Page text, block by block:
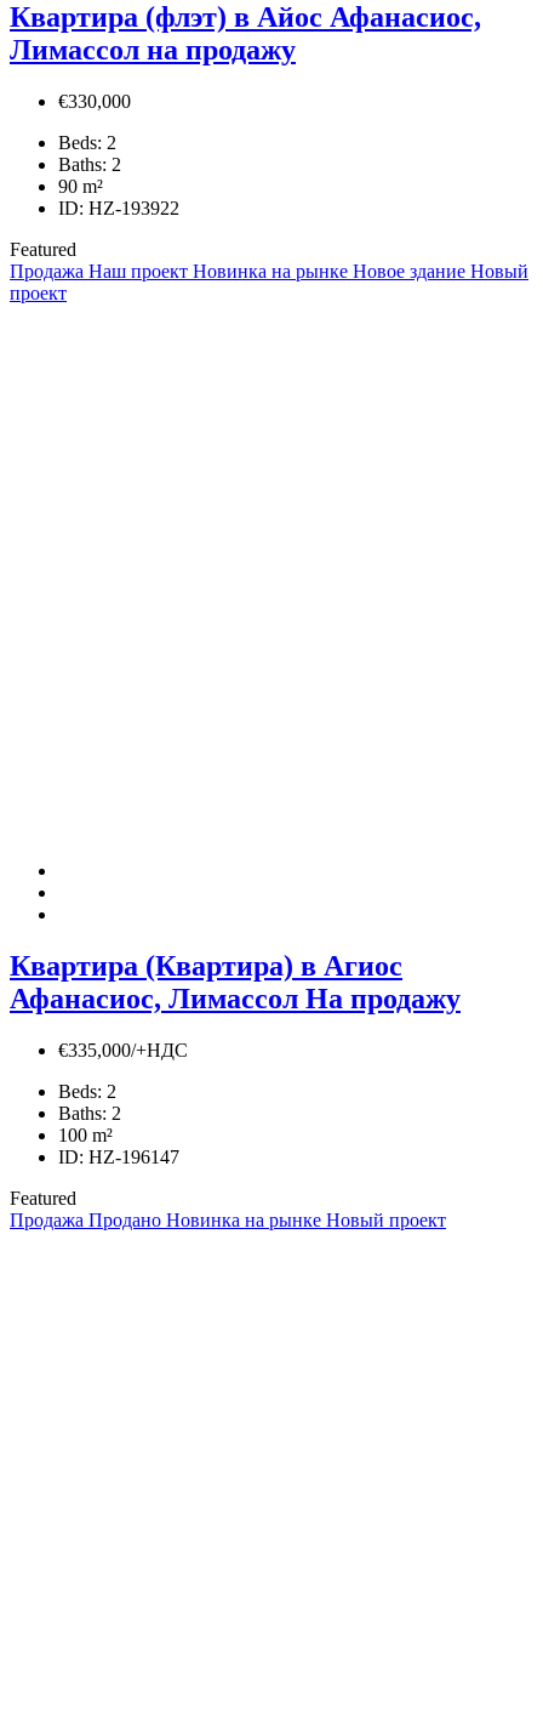
Квартира (флэт) в Айос Афанасиос,
Лимассол на продажу
€330,000
Beds: 2
Baths: 2
90 m²
ID: HZ-193922
Featured
Продажа Наш проект Новинка на рынке Новое здание Новый
проект
Квартира (Квартира) в Агиос
Афанасиос, Лимассол На продажу
€335,000/+НДС
Beds: 2
Baths: 2
100 m²
ID: HZ-196147
Featured
Продажа Продано Новинка на рынке Новый проект